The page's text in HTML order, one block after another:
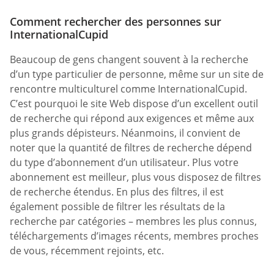
Comment rechercher des personnes sur
InternationalCupid
Beaucoup de gens changent souvent à la recherche
d’un type particulier de personne, même sur un site de
rencontre multiculturel comme InternationalCupid.
C’est pourquoi le site Web dispose d’un excellent outil
de recherche qui répond aux exigences et même aux
plus grands dépisteurs. Néanmoins, il convient de
noter que la quantité de filtres de recherche dépend
du type d’abonnement d’un utilisateur. Plus votre
abonnement est meilleur, plus vous disposez de filtres
de recherche étendus. En plus des filtres, il est
également possible de filtrer les résultats de la
recherche par catégories – membres les plus connus,
téléchargements d’images récents, membres proches
de vous, récemment rejoints, etc.